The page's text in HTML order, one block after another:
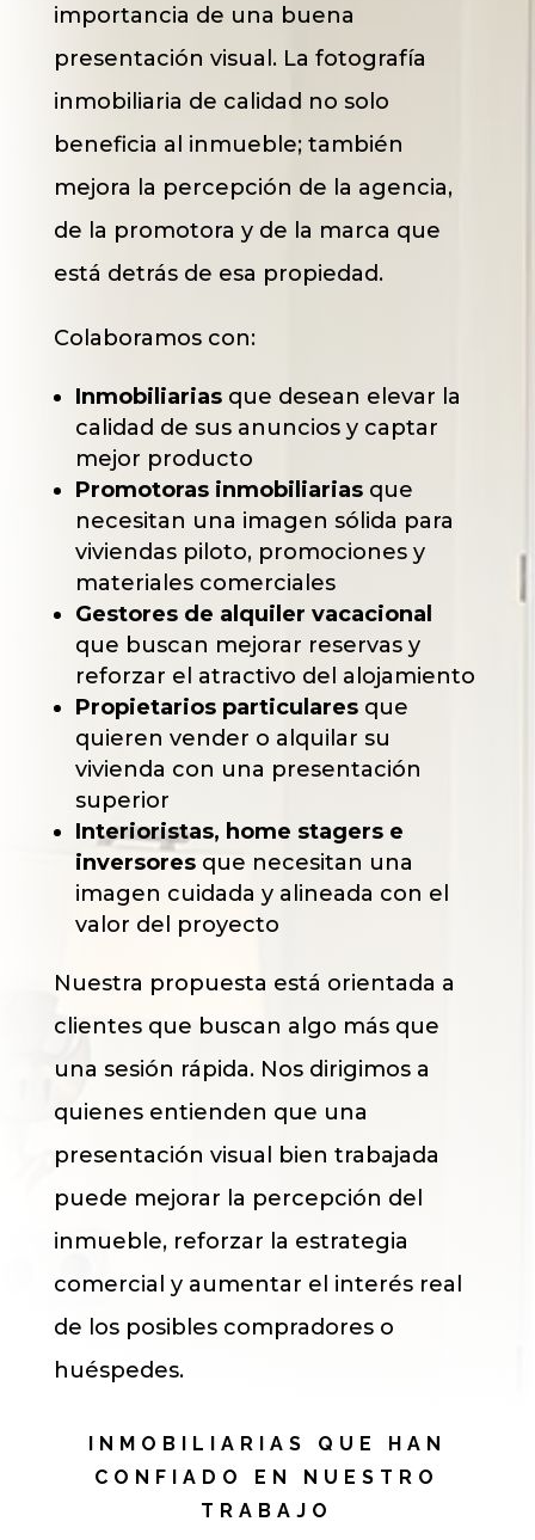
importancia de una buena
presentación visual. La fotografía
inmobiliaria de calidad no solo
beneficia al inmueble; también
mejora la percepción de la agencia,
de la promotora y de la marca que
está detrás de esa propiedad.
Colaboramos con:
Inmobiliariasque desean elevar la
calidad de sus anuncios y captar
mejor producto
Promotoras inmobiliariasque
necesitan una imagen sólida para
viviendas piloto, promociones y
materiales comerciales
Gestores de alquiler vacacional
que buscan mejorar reservas y
reforzar el atractivo del alojamiento
Propietarios particularesque
quieren vender o alquilar su
vivienda con una presentación
superior
Interioristas, home stagers e
inversoresque necesitan una
imagen cuidada y alineada con el
valor del proyecto
Nuestra propuesta está orientada a
clientes que buscan algo más que
una sesión rápida. Nos dirigimos a
quienes entienden que una
presentación visual bien trabajada
puede mejorar la percepción del
inmueble, reforzar la estrategia
comercial y aumentar el interés real
de los posibles compradores o
huéspedes.
INMOBILIARIAS QUE HAN
CONFIADO EN NUESTRO
TRABAJO